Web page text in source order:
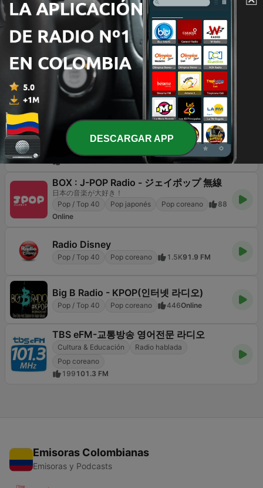
Música de qualidade, informação e diversão
Pop / Top 40
Pop japonés Pop coreano
13
99.7 FM
Radio Music Indonesia
POP Indonesia yang pernah Hits
Pop / Top 40
Pop coreano
BOX : Anime Radio -アニメラジオ
私たちはアニメ音楽が大好きです！
Pop japonés
Bandas sonoras
BOX : J-POP Radio - ジェイポップ 無線
日本の音楽が大好き！
Pop / Top 40
Pop japonés Pop coreano
88
Online
Radio Disney
Pop / Top 40 Pop coreano 1.5K91.9 FM
Big B Radio - KPOP(인터넷 라디오)
Pop / Top 40 Pop coreano 446Online
TBS eFM-교통방송 영어전문 라디오
Cultura & Educación
Radio hablada
Pop coreano
199 101.3 FM
Emisoras Colombianas
Emisoras y Podcasts
DESCARGAR APP